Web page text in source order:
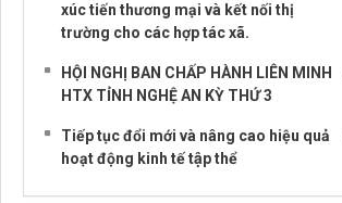
xúc tiến thương mại và kết nối thị
trường cho các hợp tác xã.
HỘI NGHỊ BAN CHẤP HÀNH LIÊN MINH
HTX TỈNH NGHỆ AN KỲ THỨ 3
Tiếp tục đổi mới và nâng cao hiệu quả
hoạt động kinh tế tập thể